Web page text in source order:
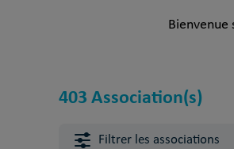
Bienvenue
403 Association(s)
Filtrer les associations